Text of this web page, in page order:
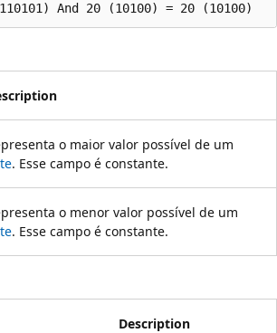
o maior valor possível de um
. Esse campo é constante.
o menor valor possível de um
. Esse campo é constante.
Description